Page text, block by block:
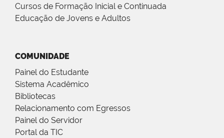
Cursos de Formação Inicial e Continuada
Educação de Jovens e Adultos
COMUNIDADE
Painel do Estudante
Sistema Acadêmico
Bibliotecas
Relacionamento com Egressos
Painel do Servidor
Portal da TIC